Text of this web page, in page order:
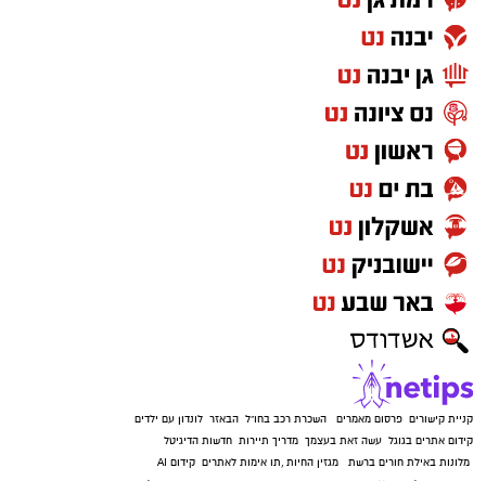
קניית קישורים פרסום מאמרים השכרת רכב בחו"ל הבאזר לונדון עם ילדים
קידום אתרים בגוגל עשה זאת בעצמך מדריך תיירות חדשות הדיגיטל
מלונות באילת חורים ברשת מגזין החיות ,תו אימות לאתרים קידום AI